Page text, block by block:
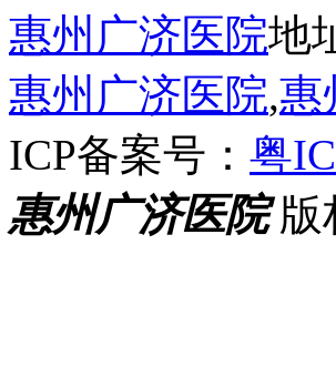
惠州广济医院地
惠州广济医院,惠
ICP备案号： 粤
惠州广济医院版